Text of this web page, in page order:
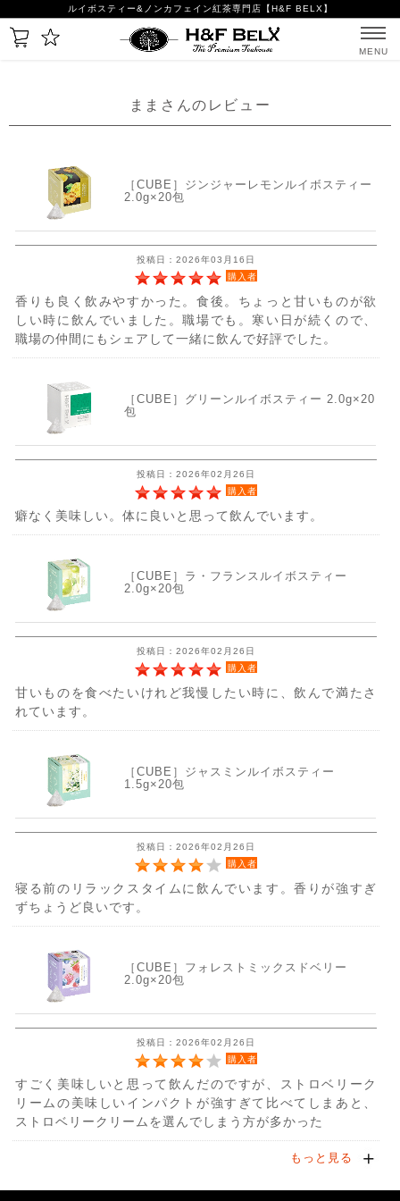
ルイボスティー&ノンカフェイン紅茶専門店【H&F BELX】
MENU
ままさんのレビュー
［CUBE］ジンジャーレモンルイボスティー
2.0g×20包
投稿日：2026年03月16日
購入者
香りも良く飲みやすかった。食後。ちょっと甘いものが欲
しい時に飲んでいました。職場でも。寒い日が続くので、
職場の仲間にもシェアして一緒に飲んで好評でした。
［CUBE］グリーンルイボスティー 2.0g×20
包
投稿日：2026年02月26日
購入者
癖なく美味しい。体に良いと思って飲んでいます。
［CUBE］ラ・フランスルイボスティー
2.0g×20包
投稿日：2026年02月26日
購入者
甘いものを食べたいけれど我慢したい時に、飲んで満たさ
れています。
［CUBE］ジャスミンルイボスティー
1.5g×20包
投稿日：2026年02月26日
購入者
寝る前のリラックスタイムに飲んでいます。香りが強すぎ
ずちょうど良いです。
［CUBE］フォレストミックスドベリー
2.0g×20包
投稿日：2026年02月26日
購入者
すごく美味しいと思って飲んだのですが、ストロベリーク
リームの美味しいインパクトが強すぎて比べてしまあと、
ストロベリークリームを選んでしまう方が多かった
もっと見る